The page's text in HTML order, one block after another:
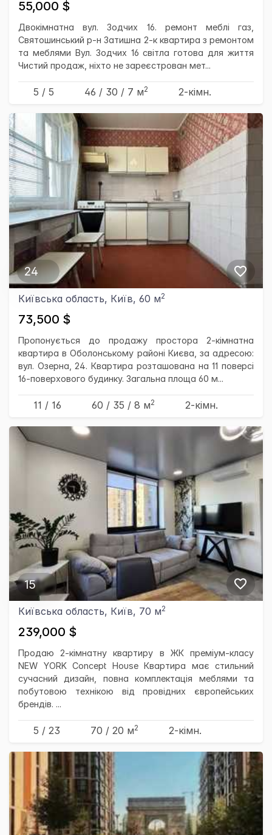
55,000 $
Двокімнатна вул. Зодчих 16. ремонт меблі газ,
Святошинський р-н Затишна 2-к квартира з ремонтом
та меблями Вул. Зодчих 16 світла готова для життя
Чистий продаж, ніхто не зареєстрован мет...
5 / 5 46 / 30 / 7 м2 2-кімн.
24
Київська область, Київ, 60 м2
73,500 $
Пропонується до продажу простора 2-кімнатна
квартира в Оболонському районі Києва, за адресою:
вул. Озерна, 24. Квартира розташована на 11 поверсі
16-поверхового будинку. Загальна площа 60 м...
11 / 16 60 / 35 / 8 м2 2-кімн.
15
Київська область, Київ, 70 м2
239,000 $
Продаю 2-кімнатну квартиру в ЖК преміум-класу
NEW YORK Concept House Квартира має стильний
сучасний дизайн, повна комплектація меблями та
побутовою технікою від провідних європейських
брендів. ...
5 / 23 70 / 20 м2 2-кімн.